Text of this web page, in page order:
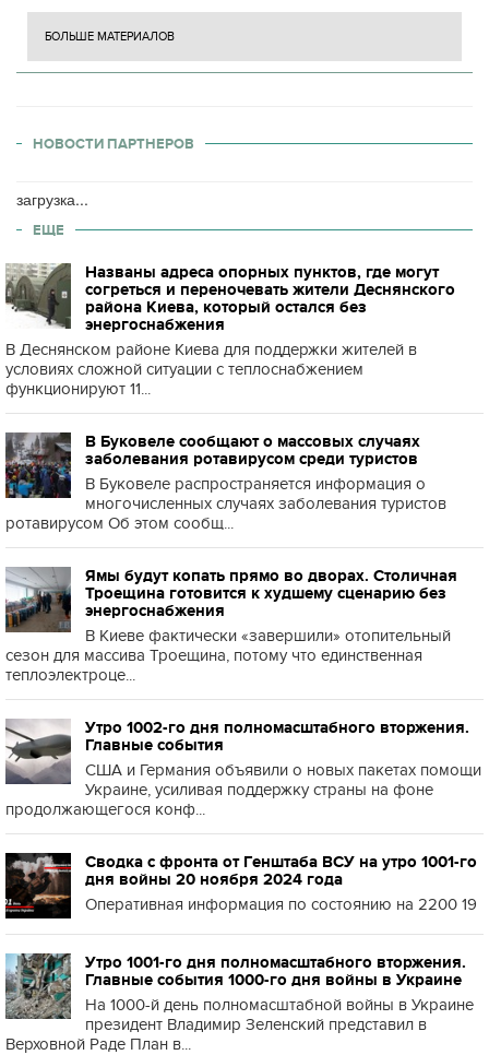
БОЛЬШЕ МАТЕРИАЛОВ
НОВОСТИ ПАРТНЕРОВ
загрузка...
ЕЩЕ
Названы адреса опорных пунктов, где могут
согреться и переночевать жители Деснянского
района Киева, который остался без
энергоснабжения
В Деснянском районе Киева для поддержки жителей в
условиях сложной ситуации с теплоснабжением
функционируют 11...
В Буковеле сообщают о массовых случаях
заболевания ротавирусом среди туристов
В Буковеле распространяется информация о
многочисленных случаях заболевания туристов
ротавирусом Об этом сообщ...
Ямы будут копать прямо во дворах. Столичная
Троещина готовится к худшему сценарию без
энергоснабжения
В Киеве фактически «завершили» отопительный
сезон для массива Троещина, потому что единственная
теплоэлектроце...
Утро 1002-го дня полномасштабного вторжения.
Главные события
США и Германия объявили о новых пакетах помощи
Украине, усиливая поддержку страны на фоне
продолжающегося конф...
Сводка с фронта от Генштаба ВСУ на утро 1001-го
дня войны 20 ноября 2024 года
Оперативная информация по состоянию на 2200 19
Утро 1001-го дня полномасштабного вторжения.
Главные события 1000-го дня войны в Украине
На 1000-й день полномасштабной войны в Украине
президент Владимир Зеленский представил в
Верховной Раде План в...